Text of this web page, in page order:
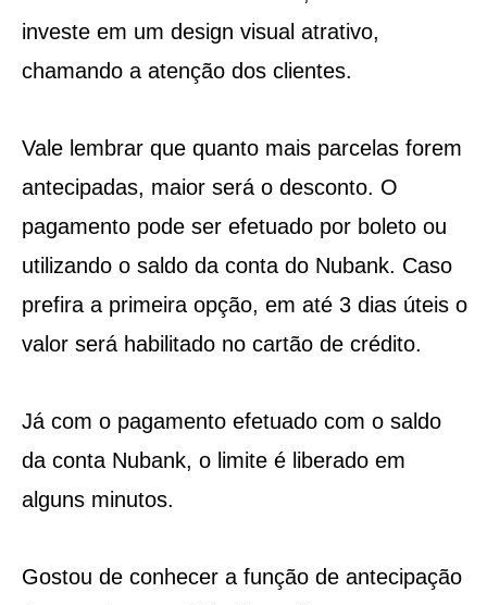
investe em um design visual atrativo,
chamando a atenção dos clientes.
Vale lembrar que quanto mais parcelas forem
antecipadas, maior será o desconto. O
pagamento pode ser efetuado por boleto ou
utilizando o saldo da conta do Nubank. Caso
prefira a primeira opção, em até 3 dias úteis o
valor será habilitado no cartão de crédito.
Já com o pagamento efetuado com o saldo
da conta Nubank, o limite é liberado em
alguns minutos.
Gostou de conhecer a função de antecipação